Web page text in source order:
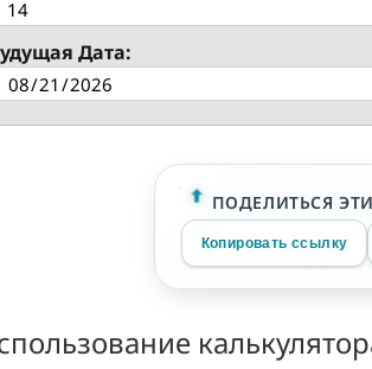
Дата:
ПОДЕЛИТЬСЯ
Копировать ссылку